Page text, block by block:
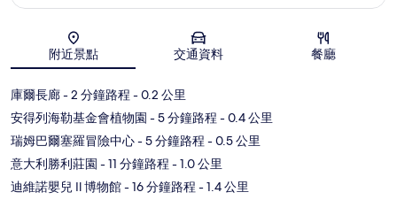
地圖
附近景點 交通資料 餐廳
庫爾長廊- 2 分鐘路程 - 0.2 公里
安得列海勒基金會植物園 - 5 分鐘路程 - 0.4 公里
瑞姆巴爾塞羅冒險中心- 5 分鐘路程 - 0.5 公里
意大利勝利莊園 - 11 分鐘路程 - 1.0 公里
迪維諾嬰兒 Il 博物館- 16 分鐘路程 - 1.4 公里